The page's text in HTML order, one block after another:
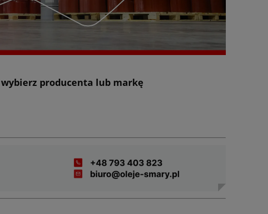
producenta lub markę